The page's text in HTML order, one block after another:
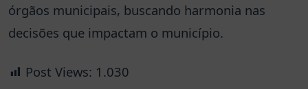
órgãos municipais, buscando harmonia nas
decisões que impactam o município.
Post Views: 1.030